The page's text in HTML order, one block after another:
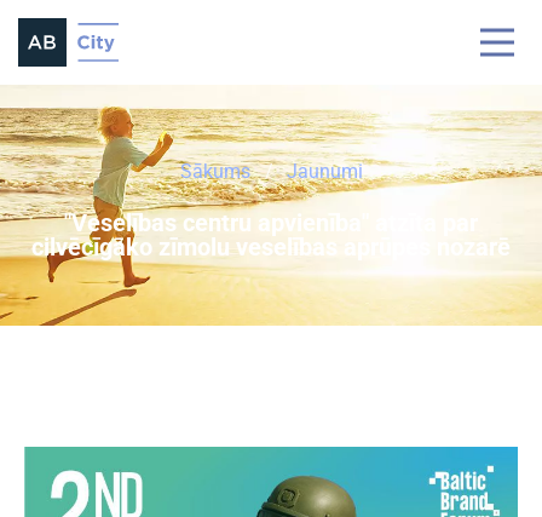
Sākums Jaunumi
"Veselības centru apvienība" atzīta par
cilvēcīgāko zīmolu veselības aprūpes nozarē